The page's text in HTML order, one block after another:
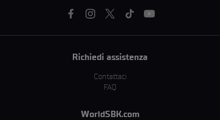
Richiedi assistenza
Contattaci
FAQ
WorldSBK.com